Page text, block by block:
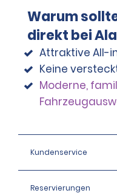
Warum
direkt bei
Attraktive All-
Keine
Moderne,
Kundenservice
Reservierungen